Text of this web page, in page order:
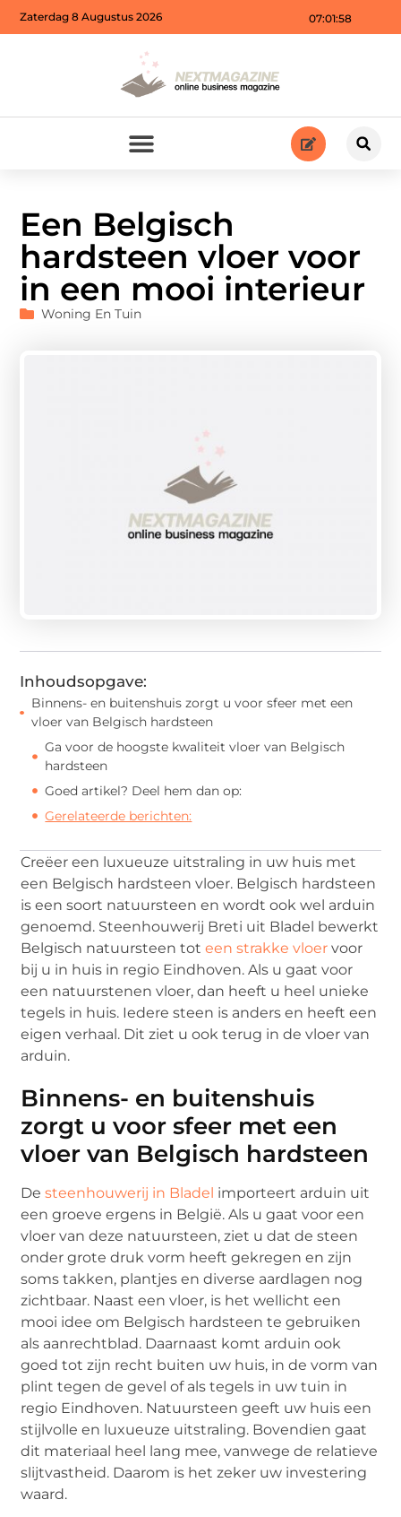
07:01:59
Zaterdag 8 Augustus 2026
Een Belgisch
hardsteen vloer voor
in een mooi interieur
Woning En Tuin
Inhoudsopgave:
Binnens- en buitenshuis zorgt u voor sfeer met een
vloer van Belgisch hardsteen
Ga voor de hoogste kwaliteit vloer van Belgisch
hardsteen
Goed artikel? Deel hem dan op:
Gerelateerde berichten:
Creëer een luxueuze uitstraling in uw huis met
een Belgisch hardsteen vloer. Belgisch hardsteen
is een soort natuursteen en wordt ook wel arduin
genoemd. Steenhouwerij Breti uit Bladel bewerkt
Belgisch natuursteen toteen strakke vloer voor
bij u in huis in regio Eindhoven. Als u gaat voor
een natuurstenen vloer, dan heeft u heel unieke
tegels in huis. Iedere steen is anders en heeft een
eigen verhaal. Dit ziet u ook terug in de vloer van
arduin.
Binnens- en buitenshuis
zorgt u voor sfeer met een
vloer van Belgisch hardsteen
Desteenhouwerij in Bladel importeert arduin uit
een groeve ergens in België. Als u gaat voor een
vloer van deze natuursteen, ziet u dat de steen
onder grote druk vorm heeft gekregen en zijn
soms takken, plantjes en diverse aardlagen nog
zichtbaar. Naast een vloer, is het wellicht een
mooi idee om Belgisch hardsteen te gebruiken
als aanrechtblad. Daarnaast komt arduin ook
goed tot zijn recht buiten uw huis, in de vorm van
plint tegen de gevel of als tegels in uw tuin in
regio Eindhoven. Natuursteen geeft uw huis een
stijlvolle en luxueuze uitstraling. Bovendien gaat
dit materiaal heel lang mee, vanwege de relatieve
slijtvastheid. Daarom is het zeker uw investering
waard.